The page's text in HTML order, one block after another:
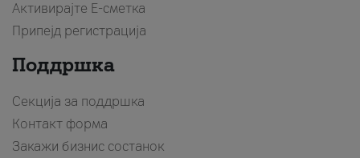
Активирајте Е-сметка
Припејд регистрација
Поддршка
Секција за поддршка
Контакт форма
Закажи бизнис состанок